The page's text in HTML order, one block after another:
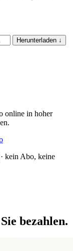
Herunterladen ↓
online in hoher
kein Abo, keine
bezahlen.